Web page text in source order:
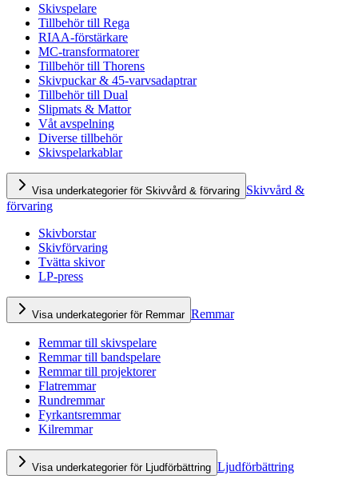
Skivspelare
Tillbehör till Rega
RIAA-förstärkare
MC-transformatorer
Tillbehör till Thorens
Skivpuckar & 45-varvsadaptrar
Tillbehör till Dual
Slipmats & Mattor
Våt avspelning
Diverse tillbehör
Skivspelarkablar
Visa underkategorier för Skivvård & förvaring Skivvård &
förvaring
Skivborstar
Skivförvaring
Tvätta skivor
LP-press
Visa underkategorier för Remmar Remmar
Remmar till skivspelare
Remmar till bandspelare
Remmar till projektorer
Flatremmar
Rundremmar
Fyrkantsremmar
Kilremmar
Visa underkategorier för Ljudförbättring Ljudförbättring